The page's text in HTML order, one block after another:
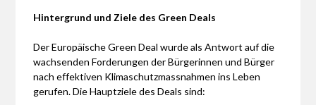
Hintergrund und Ziele des Green Deals
Der Europäische Green Deal wurde als Antwort auf die
wachsenden Forderungen der Bürgerinnen und Bürger
nach effektiven Klimaschutzmassnahmen ins Leben
gerufen. Die Hauptziele des Deals sind: